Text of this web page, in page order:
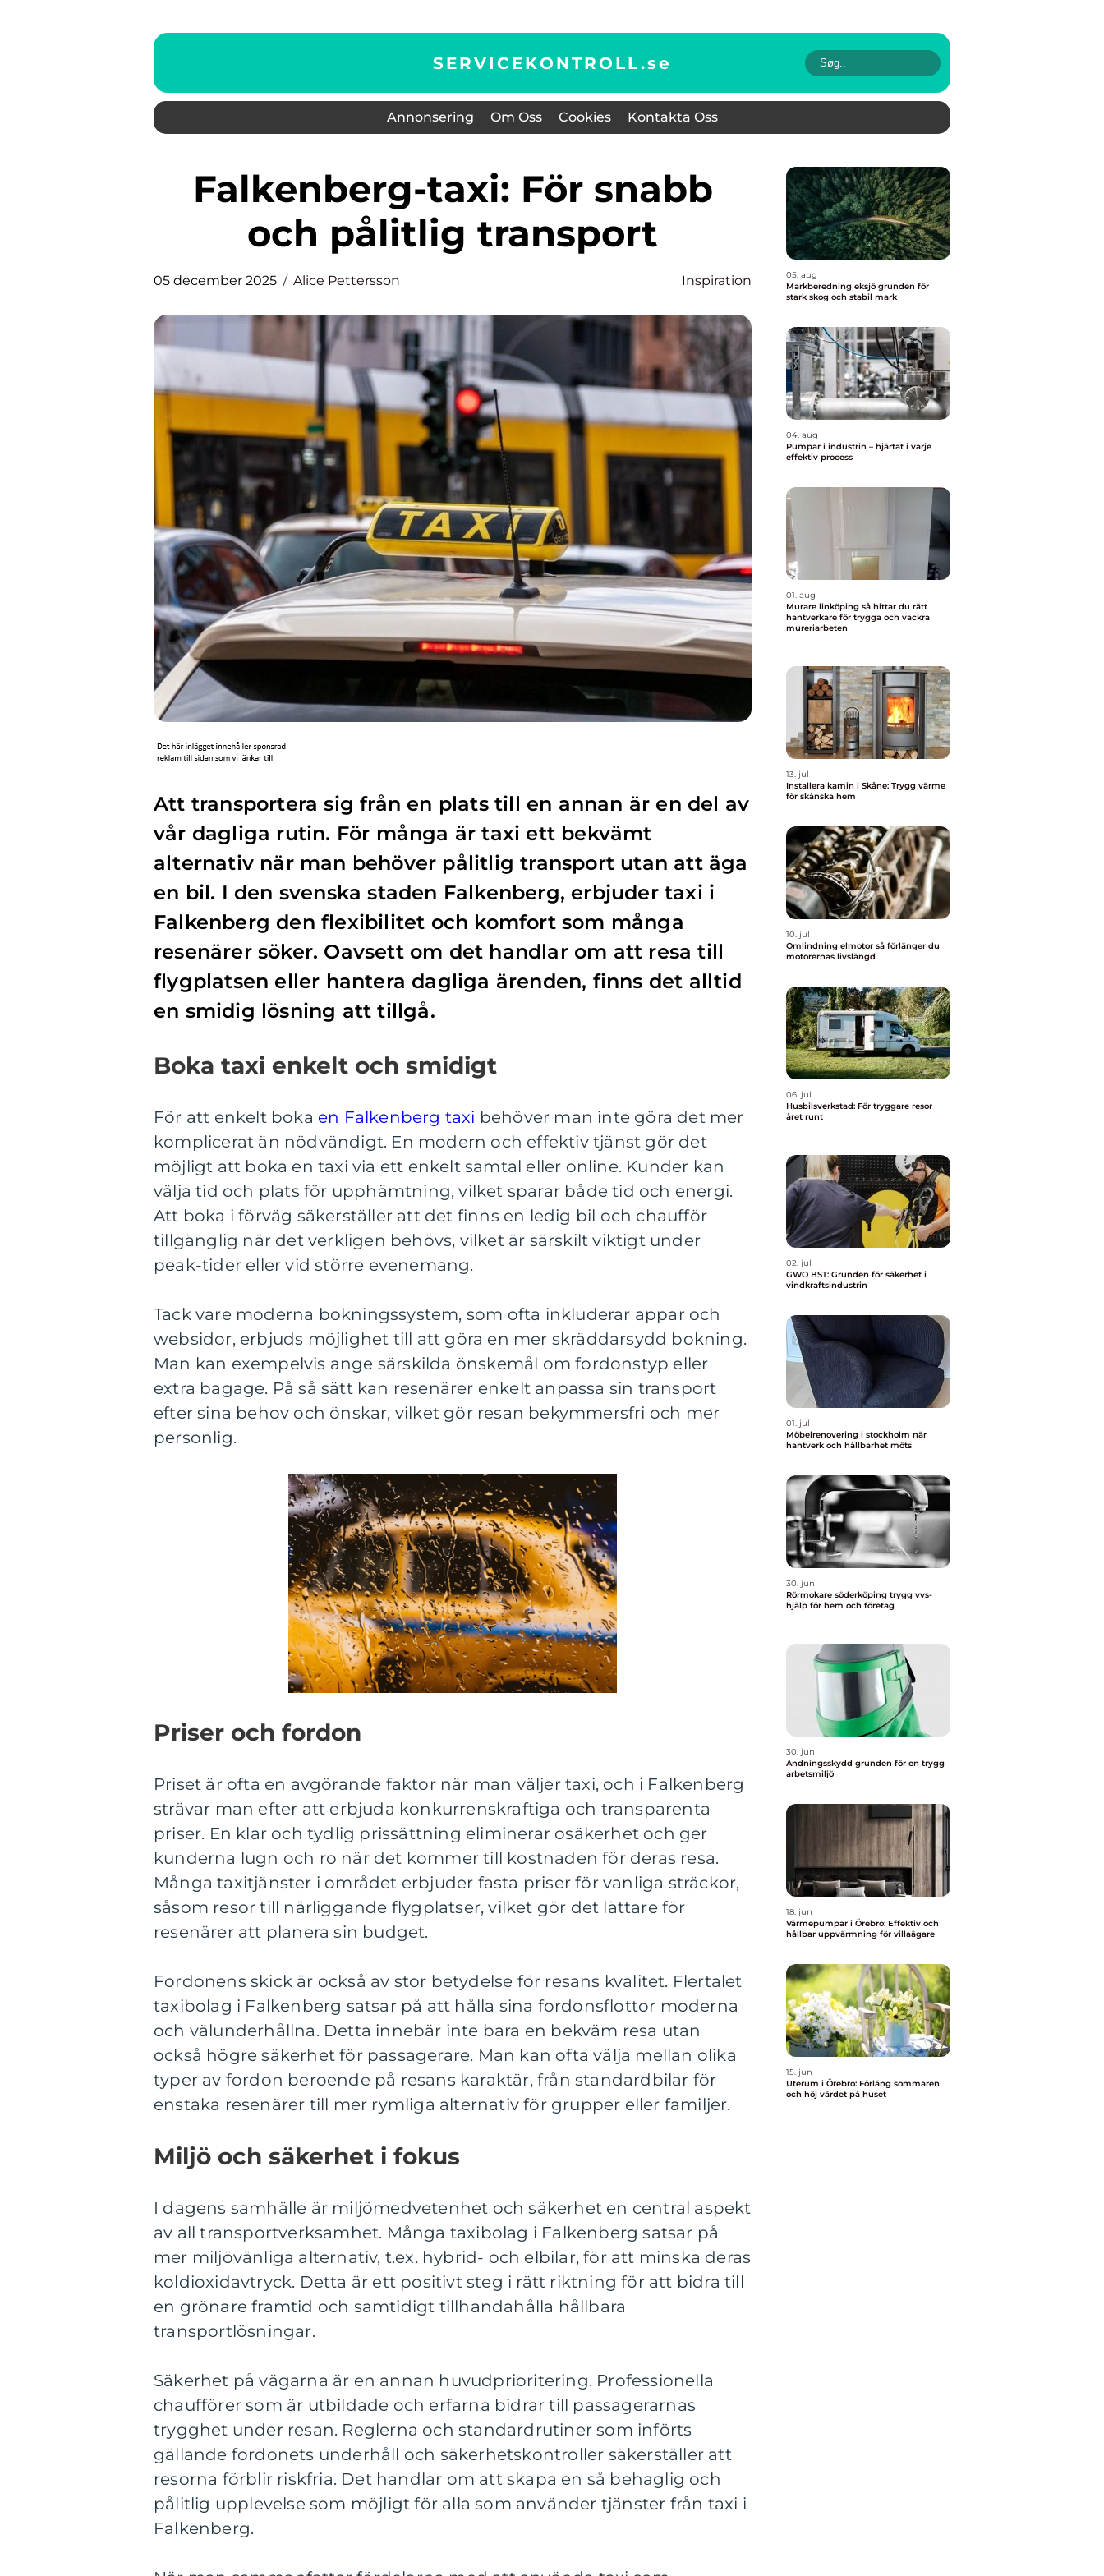
SERVICEKONTROLL.se
Annonsering Om Oss Cookies Kontakta Oss
Falkenberg-taxi: För snabb
och pålitlig transport
05 december 2025 Alice Pettersson Inspiration
Att transportera sig från en plats till en annan är en del av
vår dagliga rutin. För många är taxi ett bekvämt
alternativ när man behöver pålitlig transport utan att äga
en bil. I den svenska staden Falkenberg, erbjuder taxi i
Falkenberg den flexibilitet och komfort som många
resenärer söker. Oavsett om det handlar om att resa till
flygplatsen eller hantera dagliga ärenden, finns det alltid
en smidig lösning att tillgå.
Boka taxi enkelt och smidigt
För att enkelt boka en Falkenberg taxi behöver man inte göra det mer
komplicerat än nödvändigt. En modern och effektiv tjänst gör det
möjligt att boka en taxi via ett enkelt samtal eller online. Kunder kan
välja tid och plats för upphämtning, vilket sparar både tid och energi.
Att boka i förväg säkerställer att det finns en ledig bil och chaufför
tillgänglig när det verkligen behövs, vilket är särskilt viktigt under
peak-tider eller vid större evenemang.
Tack vare moderna bokningssystem, som ofta inkluderar appar och
websidor, erbjuds möjlighet till att göra en mer skräddarsydd bokning.
Man kan exempelvis ange särskilda önskemål om fordonstyp eller
extra bagage. På så sätt kan resenärer enkelt anpassa sin transport
efter sina behov och önskar, vilket gör resan bekymmersfri och mer
personlig.
Priser och fordon
Priset är ofta en avgörande faktor när man väljer taxi, och i Falkenberg
strävar man efter att erbjuda konkurrenskraftiga och transparenta
priser. En klar och tydlig prissättning eliminerar osäkerhet och ger
kunderna lugn och ro när det kommer till kostnaden för deras resa.
Många taxitjänster i området erbjuder fasta priser för vanliga sträckor,
såsom resor till närliggande flygplatser, vilket gör det lättare för
resenärer att planera sin budget.
Fordonens skick är också av stor betydelse för resans kvalitet. Flertalet
taxibolag i Falkenberg satsar på att hålla sina fordonsflottor moderna
och välunderhållna. Detta innebär inte bara en bekväm resa utan
också högre säkerhet för passagerare. Man kan ofta välja mellan olika
typer av fordon beroende på resans karaktär, från standardbilar för
enstaka resenärer till mer rymliga alternativ för grupper eller familjer.
Miljö och säkerhet i fokus
I dagens samhälle är miljömedvetenhet och säkerhet en central aspekt
av all transportverksamhet. Många taxibolag i Falkenberg satsar på
mer miljövänliga alternativ, t.ex. hybrid- och elbilar, för att minska deras
koldioxidavtryck. Detta är ett positivt steg i rätt riktning för att bidra till
en grönare framtid och samtidigt tillhandahålla hållbara
transportlösningar.
Säkerhet på vägarna är en annan huvudprioritering. Professionella
chaufförer som är utbildade och erfarna bidrar till passagerarnas
trygghet under resan. Reglerna och standardrutiner som införts
gällande fordonets underhåll och säkerhetskontroller säkerställer att
resorna förblir riskfria. Det handlar om att skapa en så behaglig och
pålitlig upplevelse som möjligt för alla som använder tjänster från taxi i
Falkenberg.
05. aug
Markberedning eksjö grunden för
stark skog och stabil mark
04. aug
Pumpar i industrin – hjärtat i varje
effektiv process
01. aug
Murare linköping så hittar du rätt
hantverkare för trygga och vackra
mureriarbeten
13. jul
Installera kamin i Skåne: Trygg värme
för skånska hem
10. jul
Omlindning elmotor så förlänger du
motorernas livslängd
06. jul
Husbilsverkstad: För tryggare resor
året runt
02. jul
GWO BST: Grunden för säkerhet i
vindkraftsindustrin
01. jul
Möbelrenovering i stockholm när
hantverk och hållbarhet möts
30. jun
Rörmokare söderköping trygg vvs-
hjälp för hem och företag
30. jun
Andningsskydd grunden för en trygg
arbetsmiljö
18. jun
Värmepumpar i Örebro: Effektiv och
hållbar uppvärmning för villaägare
15. jun
Uterum i Örebro: Förläng sommaren
och höj värdet på huset